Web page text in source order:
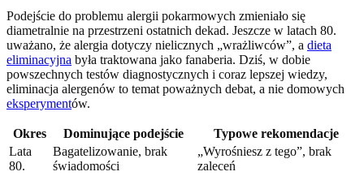
Podejście do problemu alergii pokarmowych zmieniało się
diametralnie na przestrzeni ostatnich dekad. Jeszcze w latach 80.
uważano, że alergia dotyczy nielicznych „wrażliwców”, a dieta
eliminacyjna była traktowana jako fanaberia. Dziś, w dobie
powszechnych testów diagnostycznych i coraz lepszej wiedzy,
eliminacja alergenów to temat poważnych debat, a nie domowych
eksperymentów.
Okres Dominujące podejście
Typowe rekomendacje
Lata
80.
Bagatelizowanie, brak
świadomości
„Wyrośniesz z tego”, brak
zaleceń